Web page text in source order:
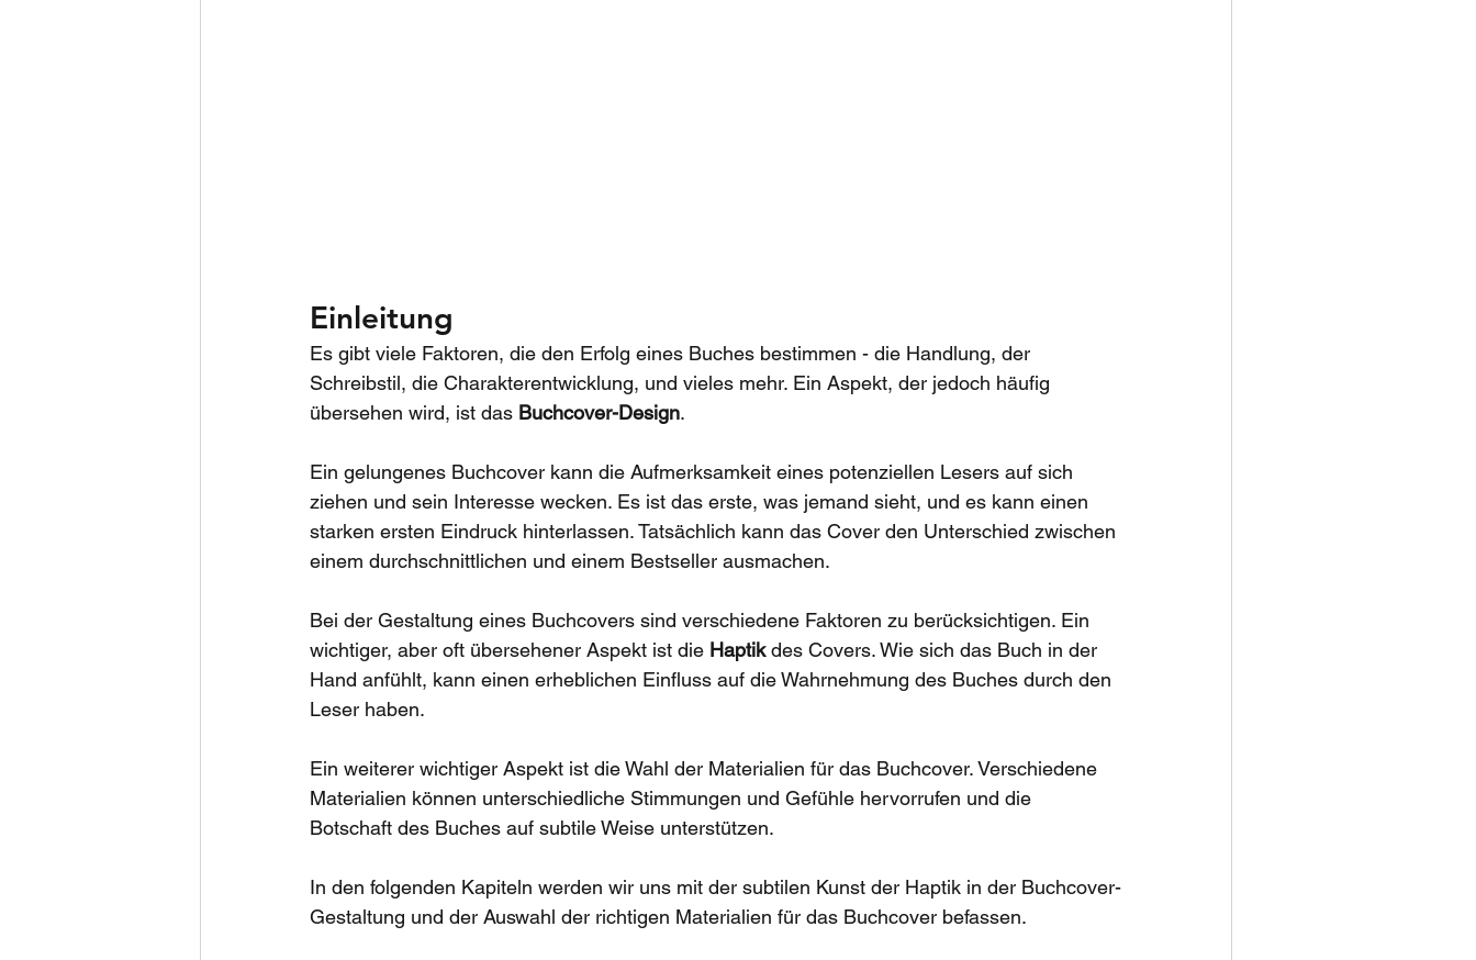
Einleitung
Es gibt viele Faktoren, die den Erfolg eines Buches bestimmen - die Handlung, der
Schreibstil, die Charakterentwicklung, und vieles mehr. Ein Aspekt, der jedoch häufig
übersehen wird, ist das Buchcover-Design.
Ein gelungenes Buchcover kann die Aufmerksamkeit eines potenziellen Lesers auf sich
ziehen und sein Interesse wecken. Es ist das erste, was jemand sieht, und es kann einen
starken ersten Eindruck hinterlassen. Tatsächlich kann das Cover den Unterschied zwischen
einem durchschnittlichen und einem Bestseller ausmachen.
Bei der Gestaltung eines Buchcovers sind verschiedene Faktoren zu berücksichtigen. Ein
wichtiger, aber oft übersehener Aspekt ist die Haptik des Covers. Wie sich das Buch in der
Hand anfühlt, kann einen erheblichen Einfluss auf die Wahrnehmung des Buches durch den
Leser haben.
Ein weiterer wichtiger Aspekt ist die Wahl der Materialien für das Buchcover. Verschiedene
Materialien können unterschiedliche Stimmungen und Gefühle hervorrufen und die
Botschaft des Buches auf subtile Weise unterstützen.
In den folgenden Kapiteln werden wir uns mit der subtilen Kunst der Haptik in der Buchcover-
Gestaltung und der Auswahl der richtigen Materialien für das Buchcover befassen.